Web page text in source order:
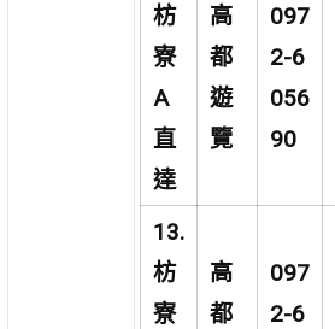
枋
寮
A
直
達
高
都
遊
覽
097
2-6
056
90
13.
枋
寮
高
都
097
2-6